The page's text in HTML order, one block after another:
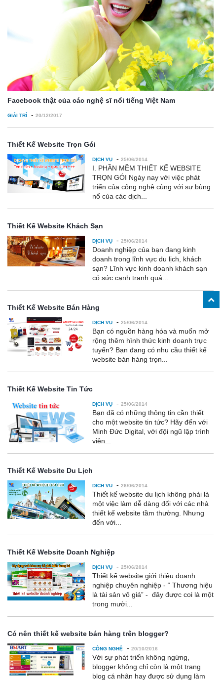
Facebook thật của các nghệ sĩ nổi tiếng Việt Nam
GIẢI TRÍ - 20/12/2017
Thiết Kế Website Trọn Gói
DỊCH VỤ - 25/06/2014
I. PHẦN MỀM THIẾT KẾ WEBSITE
TRỌN GÓI Ngày nay với việc phát
triển của công nghệ cùng với sự bùng
nổ của các dịch...
Thiết Kế Website Khách Sạn
DỊCH VỤ - 25/06/2014
Doanh nghiệp của bạn đang kinh
doanh trong lĩnh vực du lịch, khách
sạn? Lĩnh vực kinh doanh khách sạn
có sức cạnh tranh quá...
Thiết Kế Website Bán Hàng
DỊCH VỤ - 25/06/2014
Bạn có nguồn hàng hóa và muốn mở
rộng thêm hình thức kinh doanh trực
tuyến? Bạn đang có nhu cầu thiết kế
website bán hàng trọn...
Thiết Kế Website Tin Tức
DỊCH VỤ - 25/06/2014
Bạn đã có những thông tin cần thiết
cho một website tin tức? Hãy đến với
Minh Đức Digital, với đội ngũ lập trình
viên...
Thiết Kế Website Du Lịch
DỊCH VỤ - 26/06/2014
Thiết kế website du lịch không phải là
một việc làm dễ dàng đối với các nhà
thiết kế website tầm thường. Nhưng
đến với...
Thiết Kế Website Doanh Nghiệp
DỊCH VỤ - 25/06/2014
Thiết kế website giới thiệu doanh
nghiệp chuyên nghiệp - “ Thương hiệu
là tài sản vô giá” - đây được coi là một
trong mười...
Có nên thiết kế website bán hàng trên blogger?
CÔNG NGHỆ - 20/10/2016
Với sự phát triển không ngừng,
blogger không chỉ còn là một trang
blog cá nhân hay được sử dụng làm